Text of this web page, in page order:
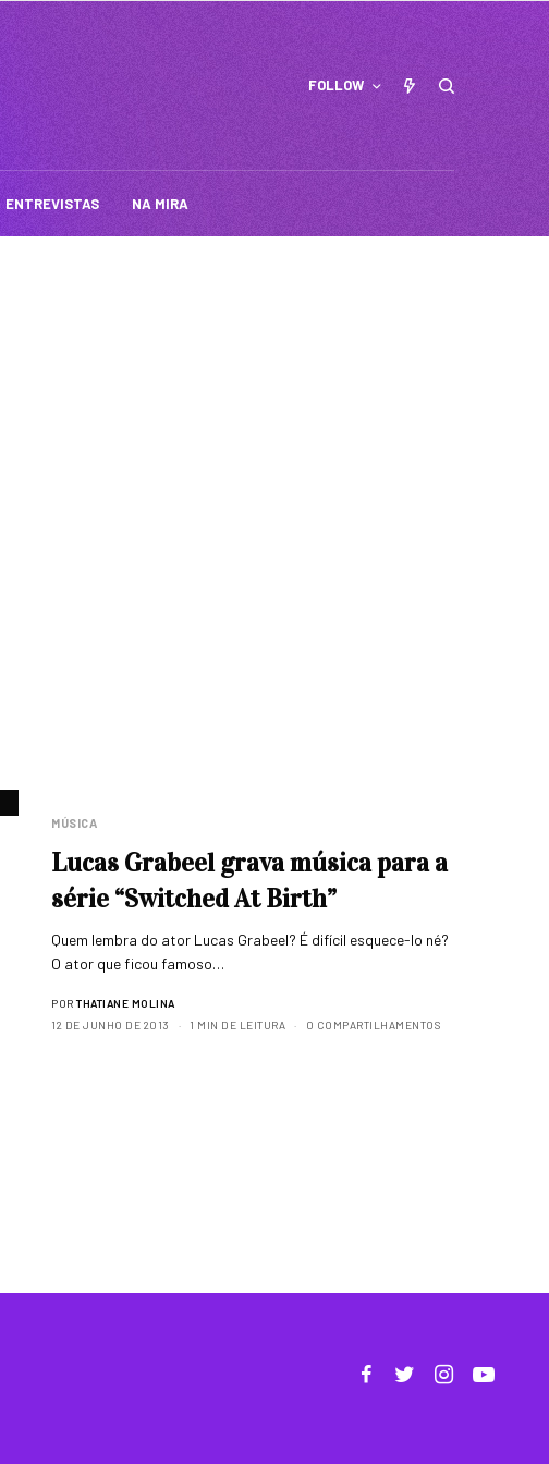
FOLLOW
ENTREVISTAS NA MIRA
MÚSICA
Lucas Grabeel grava música para a
série “Switched At Birth”
Quem lembra do ator Lucas Grabeel? É difícil esquece-lo né?
O ator que ficou famoso…
POR THATIANE MOLINA
12 DE JUNHO DE 2013
1 MIN DE LEITURA 0 COMPARTILHAMENTOS